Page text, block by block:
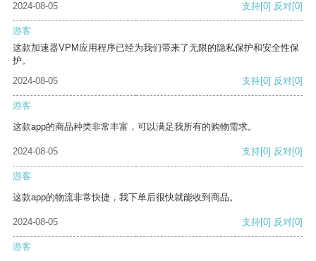
2024-08-05 支持[0] 反对[0]
游客
这款加速器VPM应用程序已经为我们带来了无限的隐私保护和安全性保
护。
2024-08-05
支持[0] 反对[0]
游客
这款app的商品种类非常丰富，可以满足我所有的购物需求。
2024-08-05 支持[0] 反对[0]
游客
这款app的物流非常快捷，我下单后很快就能收到商品。
2024-08-05 支持[0] 反对[0]
游客